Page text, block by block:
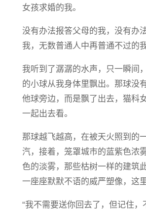
女孩求婚的我。
没有办法报答父母的我，没有办
我，无数普通人中再普通不过的我
我听到了潺潺的水声，只一瞬间
的小球从我身体里飘出。那球没
他球旁边，而是飘了出去，猫科
一起出去看。
那球越飞越高，在被天火照到的
汽，接着，笼罩城市的蓝紫色浓
色的淡雾，那些枯树一样的建筑
一座座默默不语的威严塑像，这
“我不需要送你回去了，但记住，